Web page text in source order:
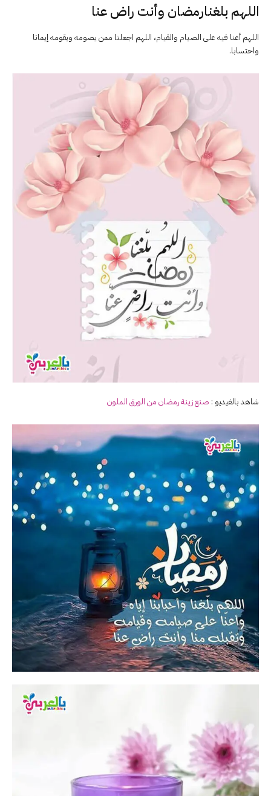
اللهم بلغنارمضان وأنت راض عنا
اللهم أعنا فيه على الصيام والقيام، اللهم اجعلنا ممن يصومه ويقومه إيمانا
واحتسابا.
شاهد بالفيديو : صنع زينة رمضان من الورق الملون